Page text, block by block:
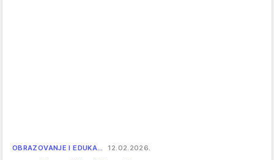
OBRAZOVANJE I EDUKA… 12.02.2026.